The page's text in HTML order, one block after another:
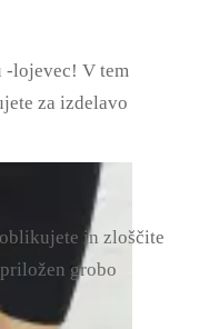
-lojevec! V tem
za izdelavo
in zloščite
grobo